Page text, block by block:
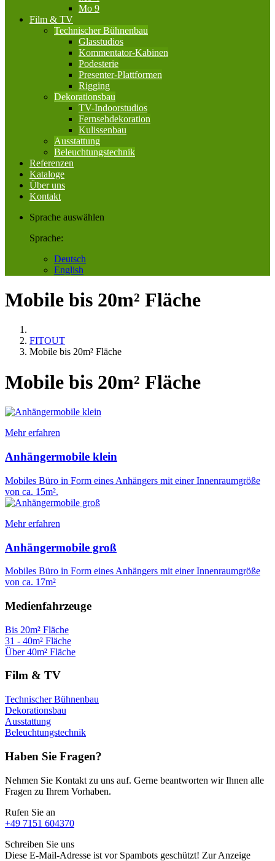
Mo 9
Film & TV
Technischer Bühnenbau
Glasstudios
Kommentator-Kabinen
Podesterie
Presenter-Plattformen
Rigging
Dekorationsbau
TV-Indoorstudios
Fernsehdekoration
Kulissenbau
Ausstattung
Beleuchtungstechnik
Referenzen
Kataloge
Über uns
Kontakt
Sprache auswählen
Sprache:
Deutsch
English
Mobile bis 20m² Fläche
FITOUT
Mobile bis 20m² Fläche
Mobile bis 20m² Fläche
Mehr erfahren
Anhängermobile klein
Mobiles Büro in Form eines Anhängers mit einer Innenraumgröße
von ca. 15m².
Mehr erfahren
Anhängermobile groß
Mobiles Büro in Form eines Anhängers mit einer Innenraumgröße
von ca. 17m²
Medienfahrzeuge
Bis 20m² Fläche
31 - 40m² Fläche
Über 40m² Fläche
Film & TV
Technischer Bühnenbau
Dekorationsbau
Ausstattung
Beleuchtungstechnik
Haben Sie Fragen?
Nehmen Sie Kontakt zu uns auf. Gerne beantworten wir Ihnen alle
Fragen zu Ihrem Vorhaben.
Rufen Sie an
+49 7151 604370
Schreiben Sie uns
Diese E-Mail-Adresse ist vor Spambots geschützt! Zur Anzeige